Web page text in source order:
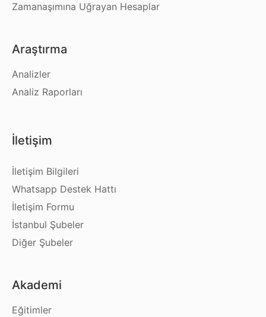
Zamanaşımına Uğrayan Hesaplar
Araştırma
Analizler
Analiz Raporları
İletişim
İletişim Bilgileri
Whatsapp Destek Hattı
İletişim Formu
İstanbul Şubeler
Diğer Şubeler
Akademi
Eğitimler